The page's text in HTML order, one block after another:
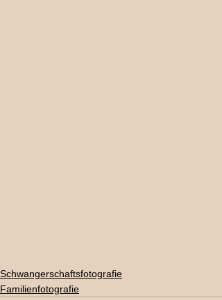
Schwangerschaftsfotografie
Familienfotografie